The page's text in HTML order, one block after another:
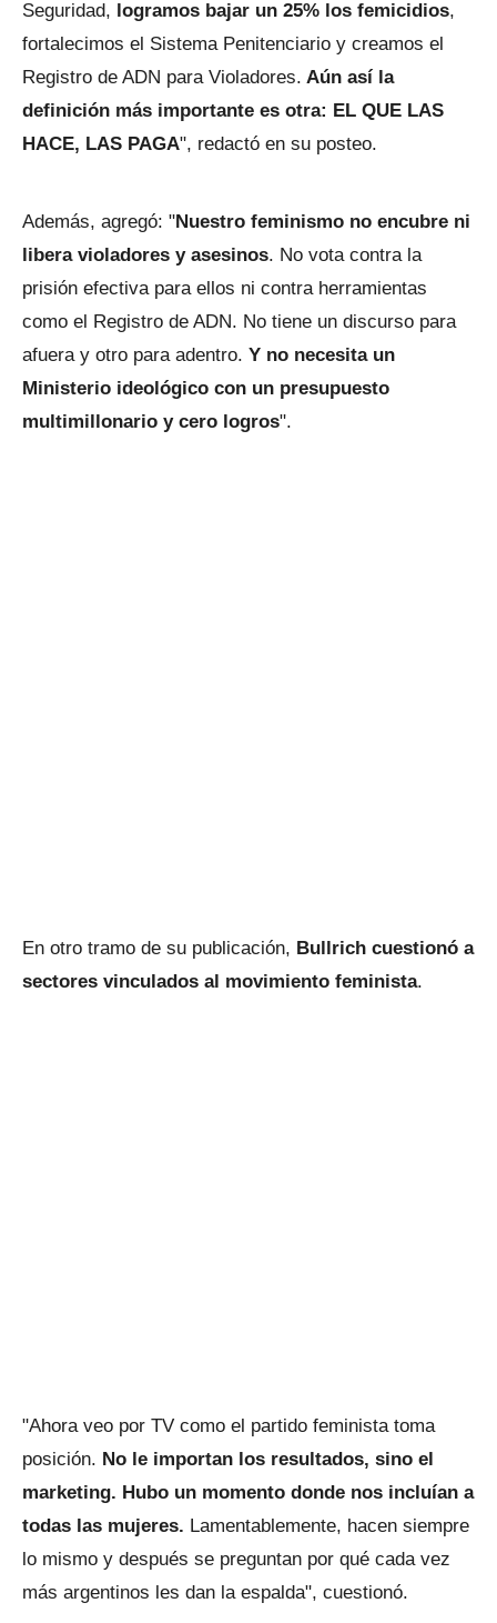
Seguridad, logramos bajar un 25% los femicidios,
fortalecimos el Sistema Penitenciario y creamos el
Registro de ADN para Violadores. Aún así la
definición más importante es otra: EL QUE LAS
HACE, LAS PAGA", redactó en su posteo.
Además, agregó: "Nuestro feminismo no encubre ni
libera violadores y asesinos. No vota contra la
prisión efectiva para ellos ni contra herramientas
como el Registro de ADN. No tiene un discurso para
afuera y otro para adentro. Y no necesita un
Ministerio ideológico con un presupuesto
multimillonario y cero logros".
En otro tramo de su publicación, Bullrich cuestionó a
sectores vinculados al movimiento feminista.
"Ahora veo por TV como el partido feminista toma
posición. No le importan los resultados, sino el
marketing. Hubo un momento donde nos incluían a
todas las mujeres. Lamentablemente, hacen siempre
lo mismo y después se preguntan por qué cada vez
más argentinos les dan la espalda", cuestionó.